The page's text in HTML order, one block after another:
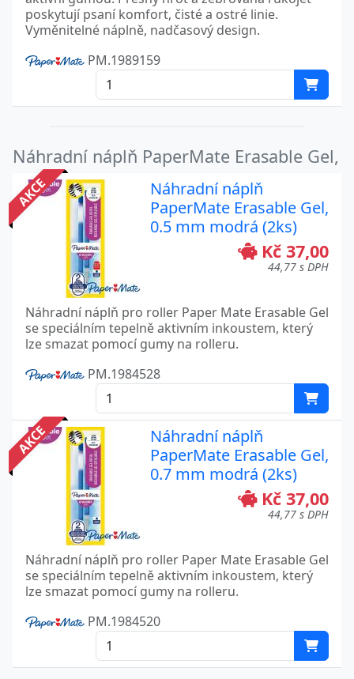
poskytují psaní komfort, čisté a ostré linie.
Vyměnitelné náplně, nadčasový design.
PM.1989159
Náhradní náplň PaperMate Erasable Gel,
AKCE
Náhradní náplň
PaperMate Erasable Gel,
0.5 mm modrá (2ks)
Kč 37,00
44,77 s DPH
Náhradní náplň pro roller Paper Mate Erasable Gel
se speciálním tepelně aktivním inkoustem, který
lze smazat pomocí gumy na rolleru.
PM.1984528
AKCE
Náhradní náplň
PaperMate Erasable Gel,
0.7 mm modrá (2ks)
Kč 37,00
44,77 s DPH
Náhradní náplň pro roller Paper Mate Erasable Gel
se speciálním tepelně aktivním inkoustem, který
lze smazat pomocí gumy na rolleru.
PM.1984520